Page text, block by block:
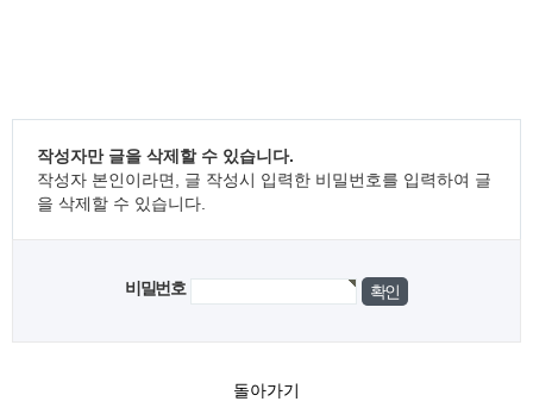
작성자만 글을 삭제할 수 있습니다.
작성자 본인이라면, 글 작성시 입력한 비밀번호를 입력하여 글
을 삭제할 수 있습니다.
비밀번호
돌아가기